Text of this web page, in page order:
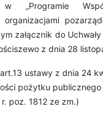
w „Programie
organizacjami
załącznik do
z dnia 28
ustawy z dnia 24
pożytku
poz. 1812 ze zm.)